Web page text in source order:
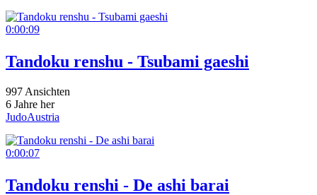
0:00:09
Tandoku renshu - Tsubami gaeshi
997 Ansichten
6 Jahre her
JudoAustria
0:00:07
Tandoku renshi - De ashi barai